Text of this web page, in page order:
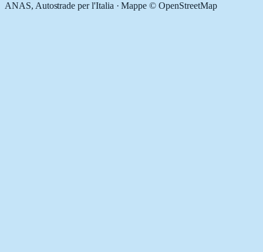
ANAS, Autostrade per l'Italia · Mappe © OpenStreetMap